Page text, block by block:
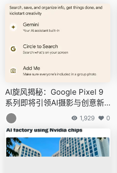
AI旋风揭秘：Google Pixel 9
系列即将引领AI摄影与创意新
风尚
1,929 0